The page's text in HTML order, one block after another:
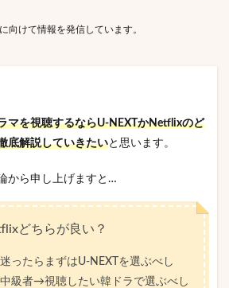
向けて情報を発信しています。
マを視聴するならU-NEXTかNetflixのど
底解説していきたいと思います。
から申し上げますと…
どちらが良い？
ったらまずはU-NEXTを選ぶべし
級者→視聴したい韓ドラで選ぶべし